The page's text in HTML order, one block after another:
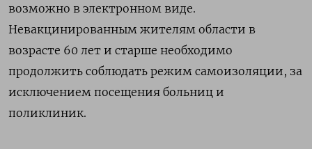
возможно в электронном виде.
Невакцинированным жителям области в
возрасте 60 лет и старше необходимо
продолжить соблюдать режим самоизоляции, за
исключением посещения больниц и
поликлиник.